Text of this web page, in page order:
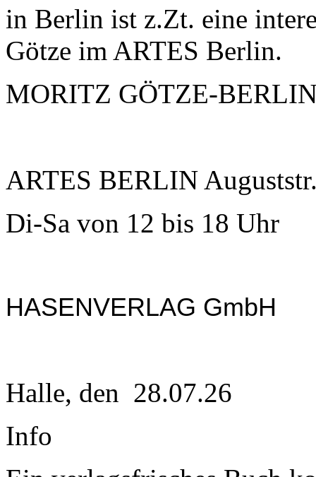
in Berlin ist z.Zt. eine
Götze im ARTES Berlin.
MORITZ GÖTZE-
ARTES BERLIN
Di-Sa von 12 bis 18 Uhr
HASENVERLAG GmbH
Halle, den 28.07.26
Info